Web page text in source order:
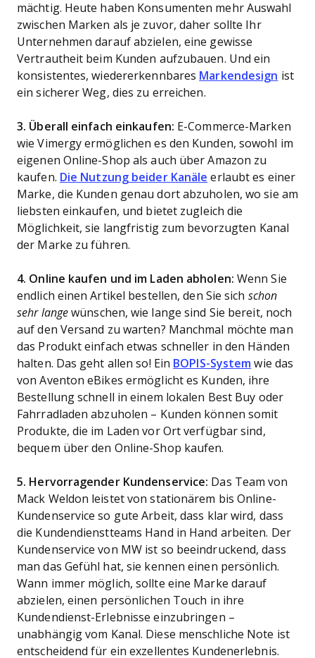
mächtig. Heute haben Konsumenten mehr Auswahl
zwischen Marken als je zuvor, daher sollte Ihr
Unternehmen darauf abzielen, eine gewisse
Vertrautheit beim Kunden aufzubauen. Und ein
konsistentes, wiedererkennbares Markendesign ist
ein sicherer Weg, dies zu erreichen.
3. Überall einfach einkaufen: E-Commerce-Marken
wie Vimergy ermöglichen es den Kunden, sowohl im
eigenen Online-Shop als auch über Amazon zu
kaufen. Die Nutzung beider Kanäle erlaubt es einer
Marke, die Kunden genau dort abzuholen, wo sie am
liebsten einkaufen, und bietet zugleich die
Möglichkeit, sie langfristig zum bevorzugten Kanal
der Marke zu führen.
4. Online kaufen und im Laden abholen: Wenn Sie
endlich einen Artikel bestellen, den Sie sich schon
sehr lange wünschen, wie lange sind Sie bereit, noch
auf den Versand zu warten? Manchmal möchte man
das Produkt einfach etwas schneller in den Händen
halten. Das geht allen so! Ein BOPIS-System wie das
von Aventon eBikes ermöglicht es Kunden, ihre
Bestellung schnell in einem lokalen Best Buy oder
Fahrradladen abzuholen – Kunden können somit
Produkte, die im Laden vor Ort verfügbar sind,
bequem über den Online-Shop kaufen.
5. Hervorragender Kundenservice: Das Team von
Mack Weldon leistet von stationärem bis Online-
Kundenservice so gute Arbeit, dass klar wird, dass
die Kundendienstteams Hand in Hand arbeiten. Der
Kundenservice von MW ist so beeindruckend, dass
man das Gefühl hat, sie kennen einen persönlich.
Wann immer möglich, sollte eine Marke darauf
abzielen, einen persönlichen Touch in ihre
Kundendienst-Erlebnisse einzubringen –
unabhängig vom Kanal. Diese menschliche Note ist
entscheidend für ein exzellentes Kundenerlebnis.